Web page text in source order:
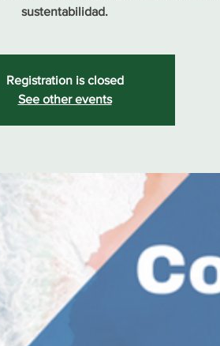
sustentabilidad.
Registration is closed
See other events